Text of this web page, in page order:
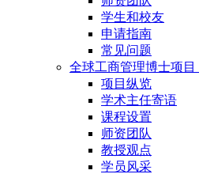
学生和校友
申请指南
常见问题
全球工商管理博士项目
项目纵览
学术主任寄语
课程设置
师资团队
教授观点
学员风采